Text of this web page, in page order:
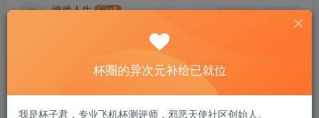
游戏人生
杯子好不好，从外包装和人物背景故事就能看的出
来，足够的涩才能勾起我们我们对她的渴望。
杯圈的异次元补给已就位
我是杯子君，专业飞机杯测评师，邪恶天使社区创始人。